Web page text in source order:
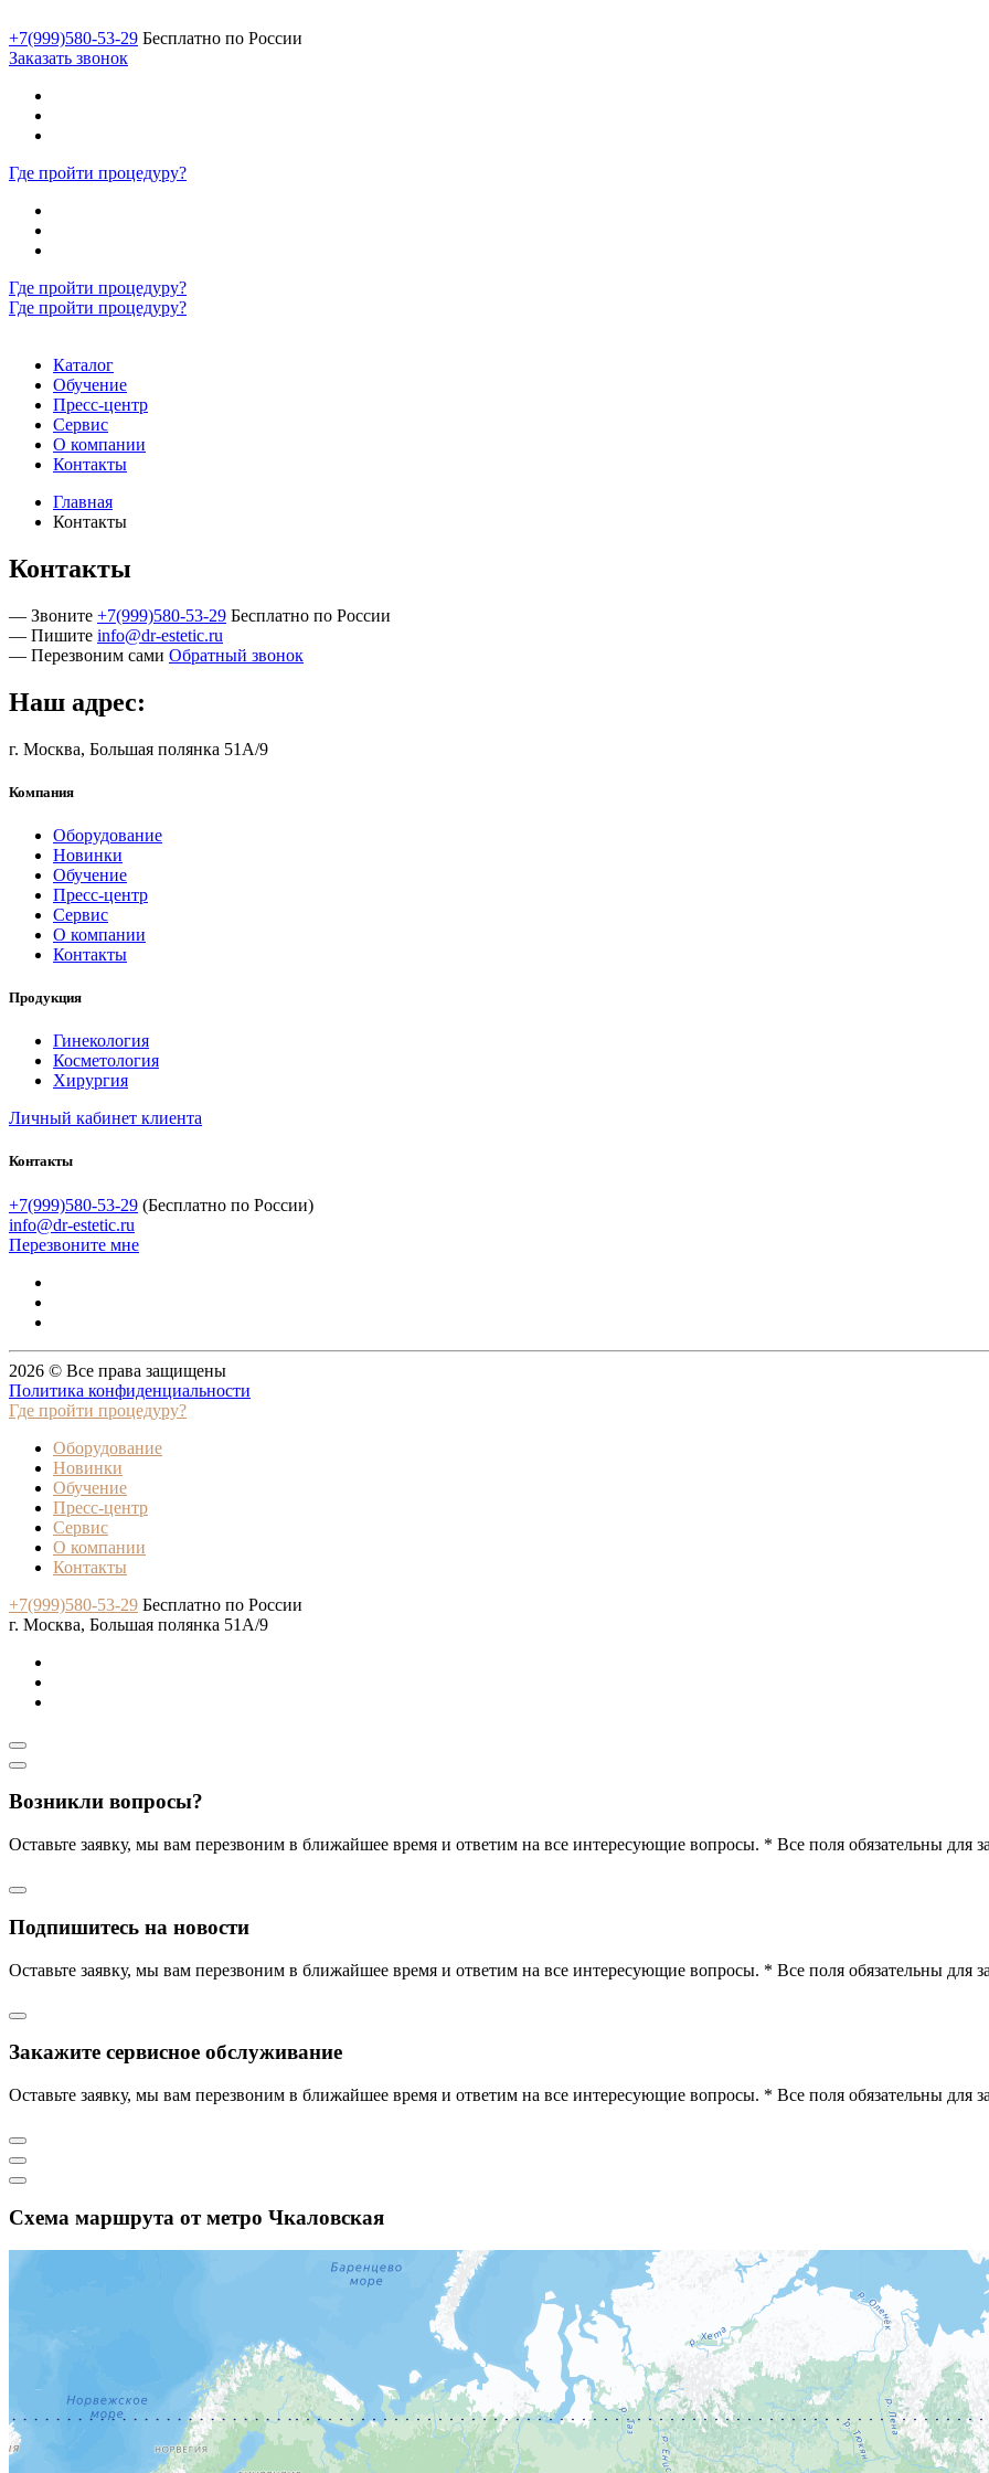
+7(999)580-53-29 Бесплатно по России
Заказать звонок
Где пройти процедуру?
Где пройти процедуру?
Где пройти процедуру?
Каталог
Обучение
Пресс-центр
Сервис
О компании
Контакты
Главная
Контакты
Контакты
— Звоните +7(999)580-53-29 Бесплатно по России
— Пишите info@dr-estetic.ru
— Перезвоним сами Обратный звонок
Наш адрес:
г. Москва, Большая полянка 51А/9
Компания
Оборудование
Новинки
Обучение
Пресс-центр
Сервис
О компании
Контакты
Продукция
Гинекология
Косметология
Хирургия
Личный кабинет клиента
Контакты
+7(999)580-53-29 (Бесплатно по России)
info@dr-estetic.ru
Перезвоните мне
2026 © Все права защищены
Политика конфиденциальности
Где пройти процедуру?
Оборудование
Новинки
Обучение
Пресс-центр
Сервис
О компании
Контакты
+7(999)580-53-29 Бесплатно по России
г. Москва, Большая полянка 51А/9
Возникли вопросы?
Оставьте заявку, мы вам перезвоним в ближайшее время и ответим на все интересующие вопросы. * Все поля обязательны для
Подпишитесь на новости
Оставьте заявку, мы вам перезвоним в ближайшее время и ответим на все интересующие вопросы. * Все поля обязательны для
Закажите сервисное обслуживание
Оставьте заявку, мы вам перезвоним в ближайшее время и ответим на все интересующие вопросы. * Все поля обязательны для
Схема маршрута от метро Чкаловская